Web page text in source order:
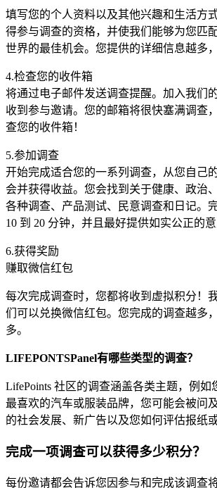
填写您的个​​人资料以及其他兴趣和生活方
得参与调查的资格，并使我们能够为您匹
世界的最佳机会。您提供的详细信息越多
4.检查您的收件箱
将通过电子邮件发送调查提醒。加入我们
收到参与邀请。您的邮箱将很快塞满调查
查您的收件箱！
5.参加调查
开始完成适合您的一系列调查，从您自己
会并获得收益。您会找到关于健康、政治
各种调查、产品测试、民意调查和日记。
10 到 20 分钟，并且最好提供如实公正的意
6.获得奖励
赚取微信红包
每次完成调查时，您都将收到虚拟积分！
们可以兑换微信红包。您完成的调查越多
多。
LIFEPONTSPanel有哪些类型的调查？
LifePoints 社区的调查涵盖各类主题，例如
最喜欢的汽车或服装品牌，您可能会被问
的社会发展、新广告以及您如何评估报纸
完成一项调查可以获得多少积分？
每份邀请都会告诉您因参与和完成该调查